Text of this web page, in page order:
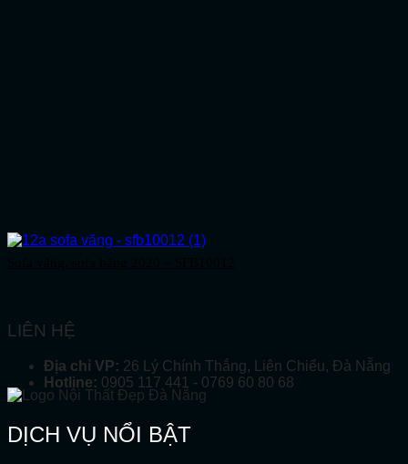
LIÊN HỆ
Địa chỉ VP: 26 Lý Chính Thắng, Liên Chiểu, Đà Nẵng
Hotline: 0905 117 441 - 0769 60 80 68
DỊCH VỤ NỔI BẬT